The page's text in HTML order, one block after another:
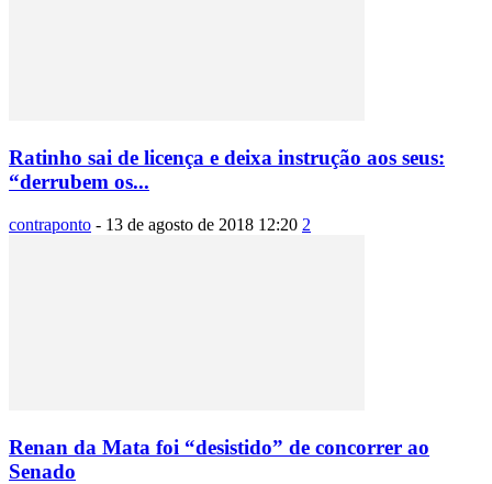
Ratinho sai de licença e deixa instrução aos seus:
“derrubem os...
contraponto - 13 de agosto de 2018 12:20 2
Renan da Mata foi “desistido” de concorrer ao
Senado